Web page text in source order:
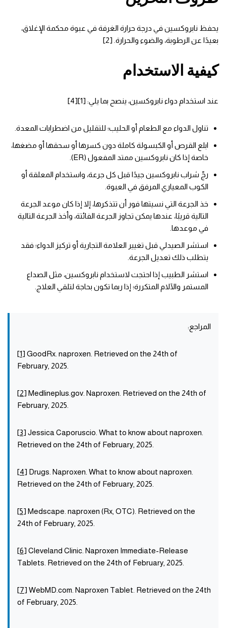
يحفظ نابروكسين في درجة حرارة الغرفة في عبوة محكمة الإغلاق،
بعيدًا عن الرطوبة، والضوء والحرارة. [2]
كيفية الاستخدام
عند استخدام دواء نابروكسين، ينصح بما يلي: [1][4]
تناول الدواء مع الطعام أو الحليب؛ للتقليل من اضطرابات المعدة.
ابلع القرص أو الكبسولة كاملة دون كسرها أو سحقها أو مضغها،
خاصة إذا كان نابروكسين ممتد المفعول (ER).
رجّ شراب نابروكسين جيدًا قبل كل جرعة، واستخدام المعلقة أو
الكوب المعياري المرفق في العبوة.
خذ الجرعة التي نسيتها فور أن تتذكرها، إلا إذا كان موعد الجرعة
التالية قريبًا، عندها يمكن تجاوز الجرعة الفائتة، وأخذ الجرعة التالية
في موعدها.
استشر الصيدلي قبل تغيير العلامة التجارية أو تركيز الدواء؛ فقد
يتطلب ذلك تعديل الجرعة.
استشر الطبيب إذا احتجت لاستخدام نابروكسين، مثل الصداع
المستمر والآلام المتكررة؛ إذا ربما تكون بحاجة لتلقي العلاج.
المراجع:
[1] GoodRx. naproxen. Retrieved on the 24th of
February, 2025.
[2] Medlineplus.gov. Naproxen. Retrieved on the 24th of
February, 2025.
[3] Jessica Caporuscio. What to know about naproxen.
Retrieved on the 24th of February, 2025.
[4] Drugs. Naproxen. What to know about naproxen.
Retrieved on the 24th of February, 2025.
[5] Medscape. naproxen (Rx, OTC). Retrieved on the
24th of February, 2025.
[6] Cleveland Clinic. Naproxen Immediate-Release
Tablets. Retrieved on the 24th of February, 2025.
[7] WebMD.com. Naproxen Tablet. Retrieved on the 24th
of February, 2025.